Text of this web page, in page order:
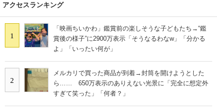
アクセスランキング
1
「映画ちいかわ」鑑賞前の楽しそうな子どもたち→“鑑
賞後の様子”に2900万表示「そうなるわなw」「分かる
よ」「いったい何が」
2
メルカリで買った商品が到着→封筒を開けようとした
ら…… 650万表示のありえない光景に「完全に想定外
すぎて笑った」「何者？」